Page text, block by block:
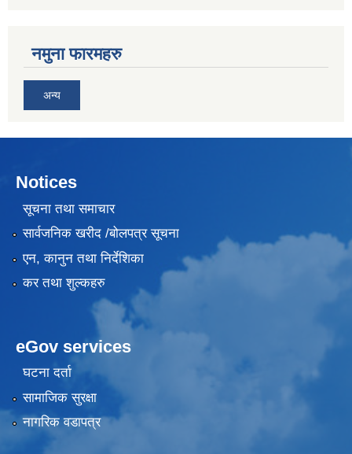
नमुना फारमहरु
अन्य
Notices
सूचना तथा समाचार
सार्वजनिक खरीद /बोलपत्र सूचना
एन, कानुन तथा निर्देशिका
कर तथा शुल्कहरु
eGov services
घटना दर्ता
सामाजिक सुरक्षा
नागरिक वडापत्र